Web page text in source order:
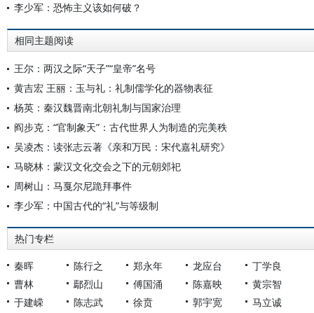
李少军：恐怖主义该如何破？
相同主题阅读
王尔：两汉之际“天子”“皇帝”名号
黄吉宏 王丽：玉与礼：礼制儒学化的器物表征
杨英：秦汉魏晋南北朝礼制与国家治理
阎步克：“官制象天”：古代世界人为制造的完美秩
吴凌杰：读张志云著《亲和万民：宋代嘉礼研究》
马晓林：蒙汉文化交会之下的元朝郊祀
周树山：马戛尔尼跪拜事件
李少军：中国古代的“礼”与等级制
热门专栏
秦晖 陈行之 郑永年 龙应台
丁学良
曹林
鄢烈山 傅国涌 陈嘉映
黄宗智
于建嵘
陈志武 徐贲 郭宇宽
马立诚